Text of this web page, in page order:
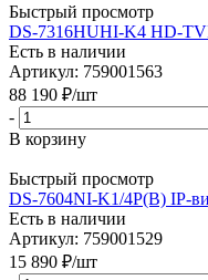
Быстрый просмотр
DS-7316HUHI-K4 HD-
Есть в наличии
Артикул: 759001563
88 190 ₽/шт
-
В корзину
Быстрый просмотр
DS-7604NI-K1/4P(B) IP-
Есть в наличии
Артикул: 759001529
15 890 ₽/шт